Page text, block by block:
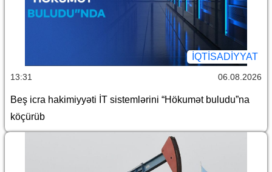
İQTİSADİYYAT
13:31 06.08.2026
Beş icra hakimiyyəti İT sistemlərini “Hökumət buludu”na
köçürüb